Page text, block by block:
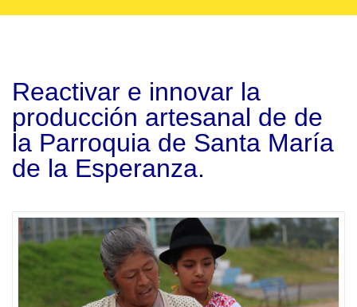
Reactivar e innovar la
producción artesanal de de
la Parroquia de Santa María
de la Esperanza.